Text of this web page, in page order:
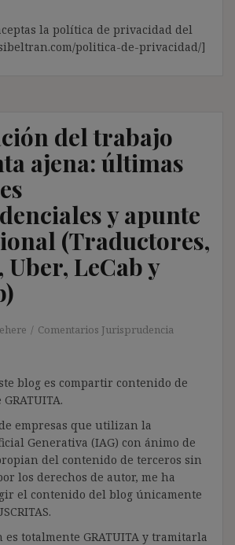
la política de privacidad del
politica-de-privacidad/]
del trabajo
ajena: últimas
y apunte
(Traductores,
LeCab y
Comentarios Jurisprudencia
blog es compartir contenido de
empresas que utilizan la
Generativa (IAG) con ánimo de
del contenido de terceros sin
los derechos de autor, me ha
el contenido del blog únicamente
totalmente GRATUITA y tramitarla